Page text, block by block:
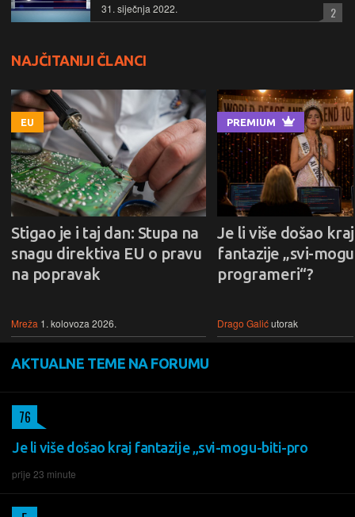
31. siječnja 2022. 2
NAJČITANIJI ČLANCI
EU
Stigao je i taj dan: Stupa na
snagu direktiva EU o pravu
na popravak
Mreža 1. kolovoza 2026.
PREMIUM
Je li više došao kraj
fantazije „svi-
programeri“?
Drago Galićutorak
AKTUALNE TEME NA FORUMU
Je li više došao kraj fantazije „svi-mogu-biti-pro
prije 23 minute
76